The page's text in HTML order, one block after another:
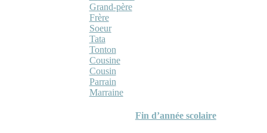
Grand-père
Frère
Soeur
Tata
Tonton
Cousine
Cousin
Parrain
Marraine
Fin d’année scolaire